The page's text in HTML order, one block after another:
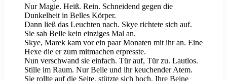
Nur Magie. Heiß. Rein. Schneidend gegen die
Dunkelheit in Belles Körper.
Dann ließ das Leuchten nach. Skye richtete sich auf.
Sie sah Belle kein einziges Mal an.
Skye, Marek kam vor ein paar Monaten mit ihr an. Eine
Hexe die er zum mitmachen erpresste.
Nun verschwand sie einfach. Tür auf, Tür zu. Lautlos.
Stille im Raum. Nur Belle und ihr keuchender Atem.
Sie rollte auf die Seite, stützte sich hoch. Ihre Beine